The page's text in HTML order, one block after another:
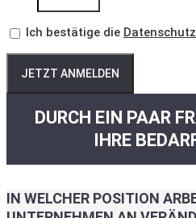
Ich bestätige die
JETZT ANMELDEN
DURCH EIN PAAR
IHRE
IN WELCHER POSITION